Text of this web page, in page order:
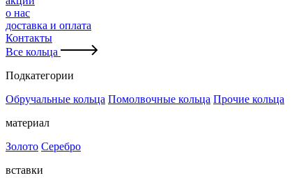
о нас
доставка и оплата
Контакты
Все кольца
Подкатегории
Обручальные кольца Помолвочные кольца Прочие кольца
материал
Золото Серебро
вставки